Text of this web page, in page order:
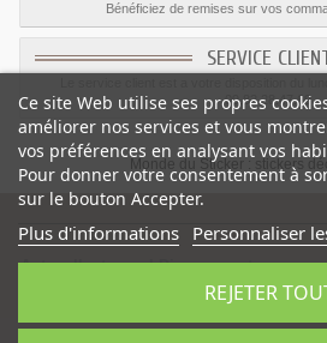
Bénéficiez de remises sur vos
SERVICE
09.82.28.47.69.
Monde du Sticker :
stickers
Autocollant mural Dinosaure
Prix:2.37€
Ce site Web utilise ses propres
améliorer nos services et vous
vos préférences en analysant vos
Pour donner votre consentement à
sur le bouton Accepter.
Plus d'informations Personnaliser
REJETER